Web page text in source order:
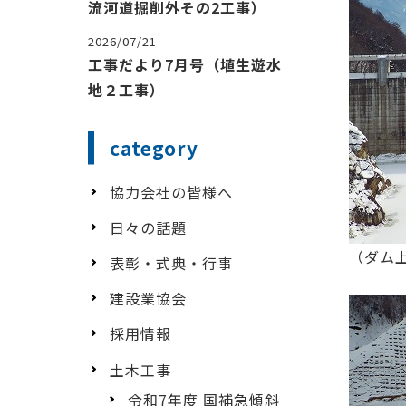
（ダ
流河道掘削外その2工事）
2026/07/21
工事だより7月号（埴生遊水
地２工事）
category
協力会社の皆様へ
日々の話題
表彰・式典・行事
建設業協会
採用情報
土木工事
令和7年度 国補急傾斜